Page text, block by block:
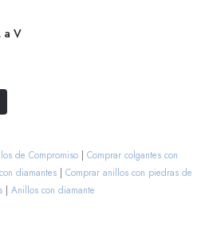
a V
de Compromiso| Comprar colgantes con
diamantes | Comprar anillos con piedras de
| Anillos con diamante